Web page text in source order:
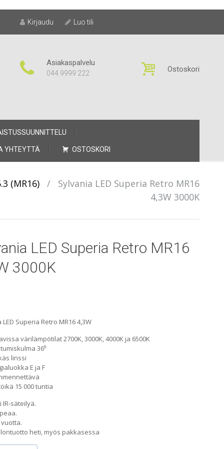
Kirjaudu Luo tili
Asiakaspalvelu
044 9999 222 Ostoskori
YHTEYTTÄ OSTOSKORI
(MR16) /
Sylvania LED Superia Retro MR16
4,3W 3000K
LED Superia Retro MR16
3000K
LED Superia Retro MR16 4,3W
värilämpötilat 2700K, 3000K, 4000K ja 6500K
36⁰
linssi
E ja F
15 000 tuntia
IR-säteilyä.
heti, myös pakkasessa